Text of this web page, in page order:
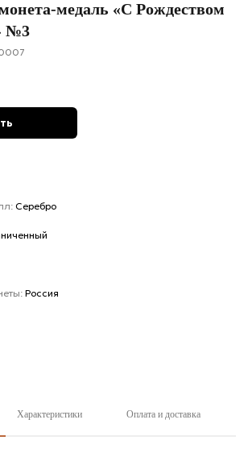
медаль «С Рождеством
№3
Серебро
Россия
Характеристики Оплата и доставка